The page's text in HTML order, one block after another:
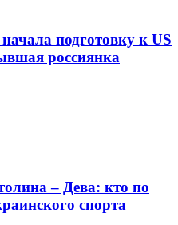
подготовку к US
россиянка
– Дева: кто по
спорта